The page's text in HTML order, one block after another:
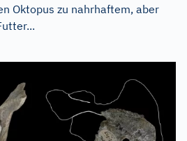
Oktopus zu nahrhaftem, aber